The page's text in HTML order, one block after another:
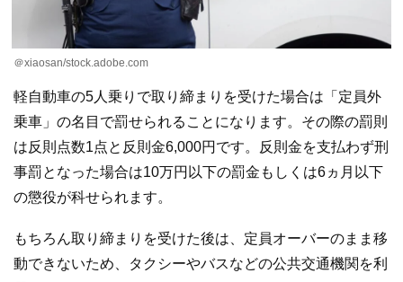
＠xiaosan/stock.adobe.com
軽自動車の5人乗りで取り締まりを受けた場合は「定員外
乗車」の名目で罰せられることになります。その際の罰則
は反則点数1点と反則金6,000円です。反則金を支払わず刑
事罰となった場合は10万円以下の罰金もしくは6ヵ月以下
の懲役が科せられます。
もちろん取り締まりを受けた後は、定員オーバーのまま移
動できないため、タクシーやバスなどの公共交通機関を利